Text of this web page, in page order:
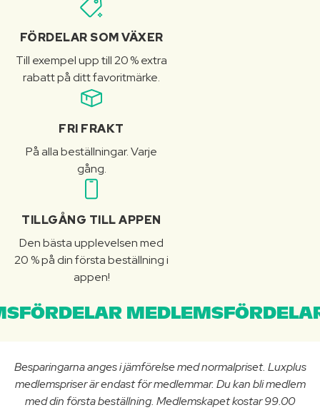
FÖRDELAR SOM VÄXER
Till exempel upp till 20 % extra
rabatt på ditt favoritmärke.
FRI FRAKT
På alla beställningar. Varje
gång.
TILLGÅNG TILL APPEN
Den bästa upplevelsen med
20 % på din första beställning i
appen!
Besparingarna anges i jämförelse med normalpriset. Luxplus
medlemspriser är endast för medlemmar. Du kan bli medlem
med din första beställning. Medlemskapet kostar 99.00